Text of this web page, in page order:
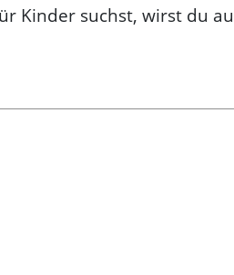
Kinder suchst, wirst du